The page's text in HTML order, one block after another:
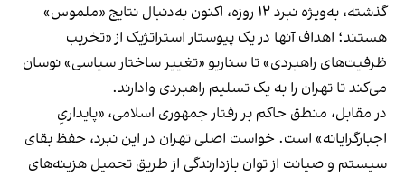
گذشته، به‌ویژه نبرد ۱۲ روزه، اکنون به‌دنبال نتایج «ملموس»
هستند؛ اهداف آنها در یک پیوستار استراتژیک از «تخریب
ظرفیت‌های راهبردی» تا سناریو «تغییر ساختار سیاسی» نوسان
می‌کند تا تهران را به یک تسلیم راهبردی وادارند.
در مقابل، منطق حاکم بر رفتار جمهوری اسلامی، «پایداریِ
اجبارگرایانه» است. خواست اصلی تهران در این نبرد، حفظ بقای
سیستم و صیانت از توان بازدارندگی از طریق تحمیل هزینه‌های